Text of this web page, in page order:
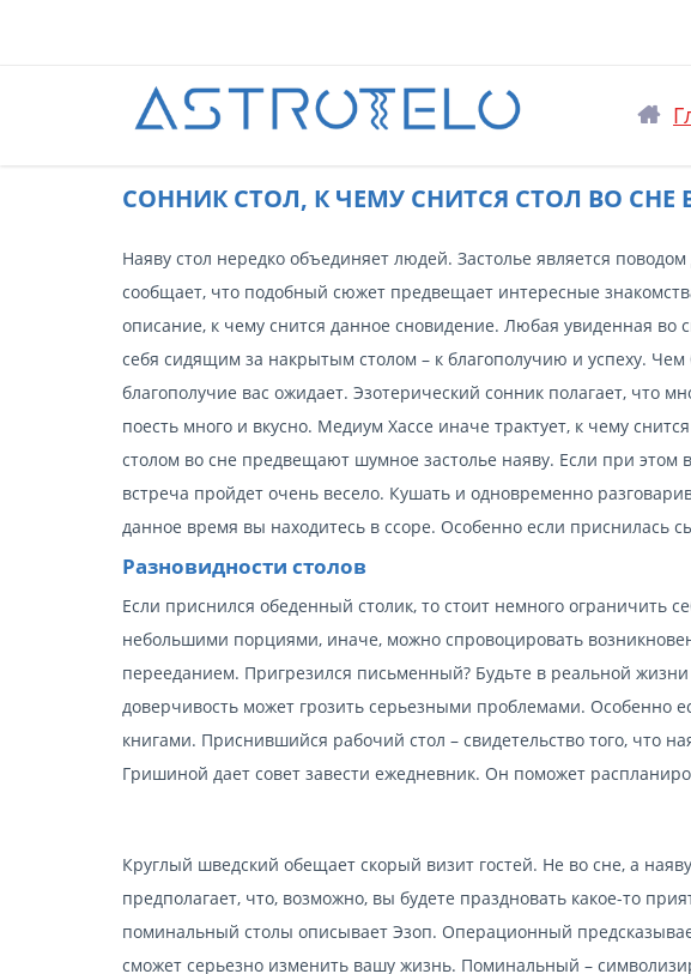
CОННИК СТОЛ, К ЧЕМУ СНИТСЯ СТОЛ ВО СНЕ
Наяву стол нередко объединяет людей. Застолье является
сообщает, что подобный сюжет предвещает интересные
описание, к чему снится данное сновидение. Любая увиденная во
себя сидящим за накрытым столом – к благополучию и успеху.
благополучие вас ожидает. Эзотерический сонник полагает, что
поесть много и вкусно. Медиум Хассе иначе трактует, к чему
столом во сне предвещают шумное застолье наяву. Если при этом
встреча пройдет очень весело. Кушать и одновременно
данное время вы находитесь в ссоре. Особенно если приснилась
Разновидности столов
Если приснился обеденный столик, то стоит немного ограничить
небольшими порциями, иначе, можно спровоцировать
перееданием. Пригрезился письменный? Будьте в реальной
доверчивость может грозить серьезными проблемами. Особенно
книгами. Приснившийся рабочий стол – свидетельство того, что
Гришиной дает совет завести ежедневник. Он поможет
Круглый шведский обещает скорый визит гостей. Не во сне, а
предполагает, что, возможно, вы будете праздновать какое-то
поминальный столы описывает Эзоп. Операционный
сможет серьезно изменить вашу жизнь. Поминальный –